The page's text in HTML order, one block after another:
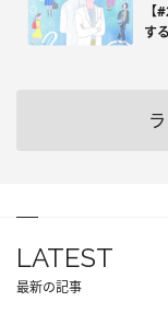
す
LATEST
最新の記事